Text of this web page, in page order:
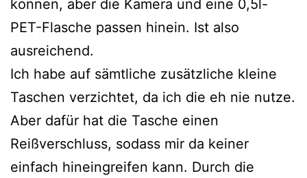
können, aber die Kamera und eine 0,5l-
PET-Flasche passen hinein. Ist also
ausreichend.
Ich habe auf sämtliche zusätzliche kleine
Taschen verzichtet, da ich die eh nie nutze.
Aber dafür hat die Tasche einen
Reißverschluss, sodass mir da keiner
einfach hineingreifen kann. Durch die